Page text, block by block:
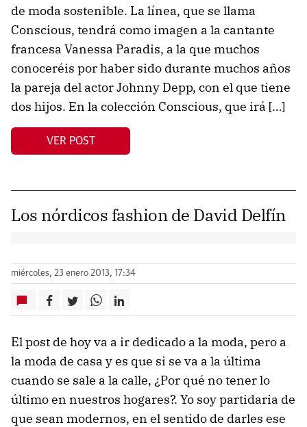
de moda sostenible. La línea, que se llama
Conscious, tendrá como imagen a la cantante
francesa Vanessa Paradis, a la que muchos
conoceréis por haber sido durante muchos años
la pareja del actor Johnny Depp, con el que tiene
dos hijos. En la colección Conscious, que irá […]
VER POST
Los nórdicos fashion de David Delfín
miércoles, 23 enero 2013, 17:34
El post de hoy va a ir dedicado a la moda, pero a
la moda de casa y es que si se va a la última
cuando se sale a la calle, ¿Por qué no tener lo
último en nuestros hogares?. Yo soy partidaria de
que sean modernos, en el sentido de darles ese